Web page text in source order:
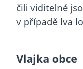
čili viditelné
v případě lva
Vlajka obce